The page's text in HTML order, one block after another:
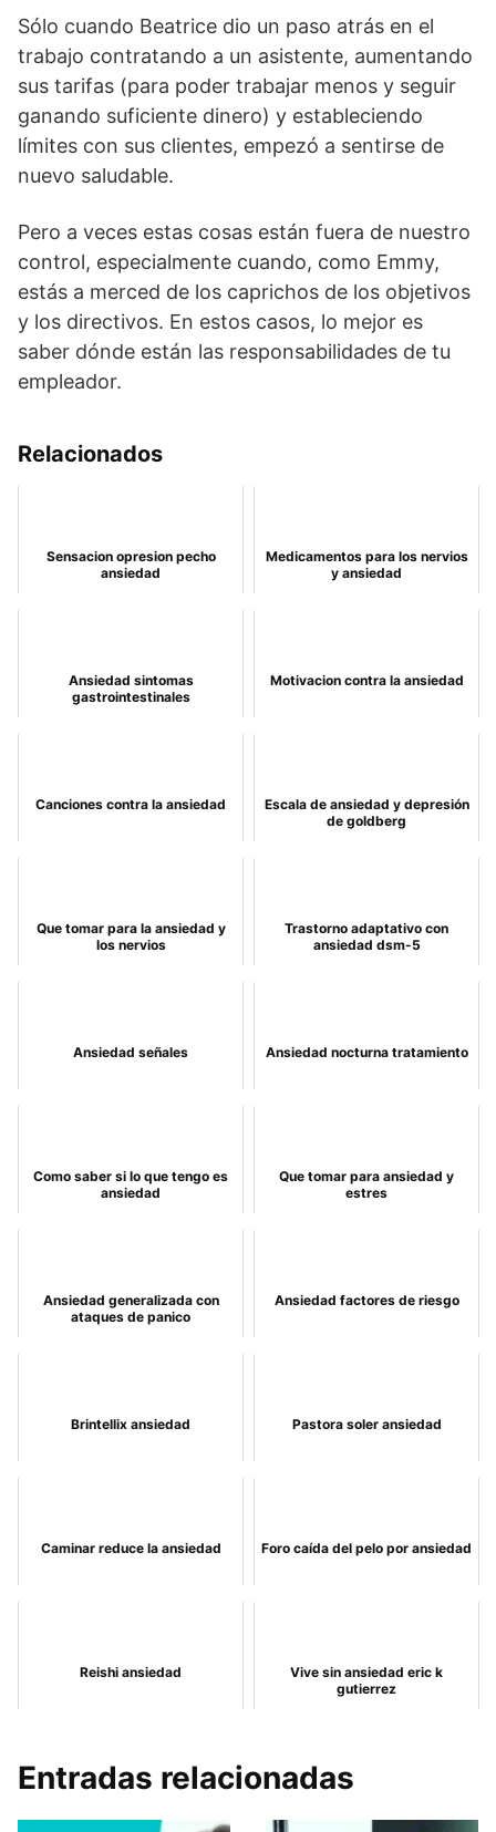
Sólo cuando Beatrice dio un paso atrás en el
trabajo contratando a un asistente, aumentando
sus tarifas (para poder trabajar menos y seguir
ganando suficiente dinero) y estableciendo
límites con sus clientes, empezó a sentirse de
nuevo saludable.
Pero a veces estas cosas están fuera de nuestro
control, especialmente cuando, como Emmy,
estás a merced de los caprichos de los objetivos
y los directivos. En estos casos, lo mejor es
saber dónde están las responsabilidades de tu
empleador.
Relacionados
Sensacion opresion pecho
ansiedad
Medicamentos para los nervios
y ansiedad
Ansiedad sintomas
gastrointestinales
Motivacion contra la ansiedad
Canciones contra la ansiedad
Escala de ansiedad y depresión
de goldberg
Que tomar para la ansiedad y
los nervios
Trastorno adaptativo con
ansiedad dsm-5
Ansiedad señales Ansiedad nocturna tratamiento
Como saber si lo que tengo es
ansiedad
Que tomar para ansiedad y
estres
Ansiedad generalizada con
ataques de panico
Ansiedad factores de riesgo
Brintellix ansiedad Pastora soler ansiedad
Caminar reduce la ansiedad Foro caída del pelo por ansiedad
Reishi ansiedad
Vive sin ansiedad eric k
gutierrez
Entradas relacionadas